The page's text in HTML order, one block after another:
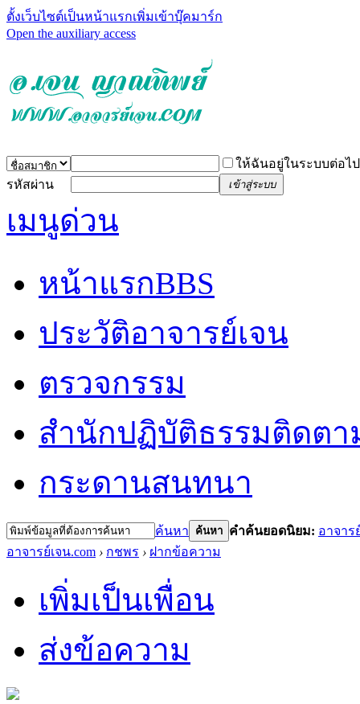
ตั้งเว็บไซต์เป็นหน้าแรกเพิ่มเข้าบุ๊คมาร์ก
Open the auxiliary access
ให้ฉันอยู่ในระบบต่อไป
รหัสผ่าน
เข้าสู่ระบบ
เมนูด่วน
หน้าแรกBBS
ประวัติอาจารย์เจน
ตรวจกรรม
สำนักปฏิบัติธรรมติดต
กระดานสนทนา
ค้นหา ค้นหา คำค้นยอดนิยม: อาจาร
อาจารย์เจน.com › กชพร › ฝากข้อความ
เพิ่มเป็นเพื่อน
ส่งข้อความ